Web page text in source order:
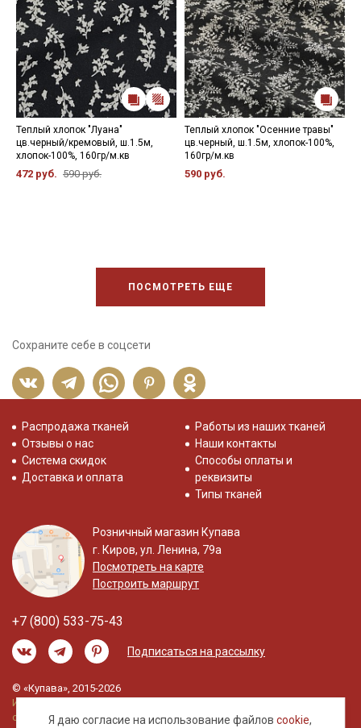
Теплый хлопок "Луана"
цв.черный/кремовый, ш.1.5м,
хлопок-100%, 160гр/м.кв
472 руб. 590 руб.
Теплый хлопок "Осенние травы"
цв.черный, ш.1.5м, хлопок-100%,
160гр/м.кв
590 руб.
ПОСМОТРЕТЬ ЕЩЕ
Сохраните себе в соцсети
Я даю согласие на использование файловcookie,
Распродажа тканей
Отзывы о нас
Система скидок
Доставка и оплата
Работы из наших тканей
Наши контакты
Способы оплаты и
реквизиты
Типы тканей
Розничный магазин Купава
г. Киров, ул. Ленина, 79а
Посмотреть на карте
Построить маршрут
+7 (800) 533-75-43
Подписаться на рассылку
© «Купава», 2015-2026
Информация на сайте не является публичной
офертой.